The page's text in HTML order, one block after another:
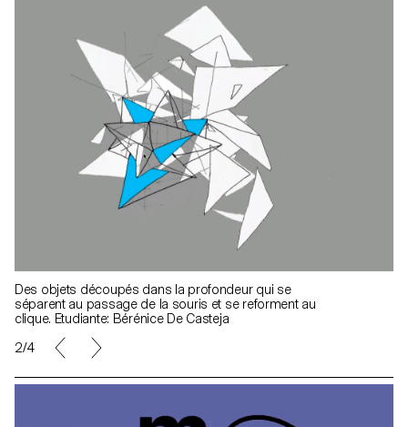
Des objets découpés dans la profondeur qui se
séparent au passage de la souris et se reforment au
clique. Etudiante: Bérénice De Casteja
2/4